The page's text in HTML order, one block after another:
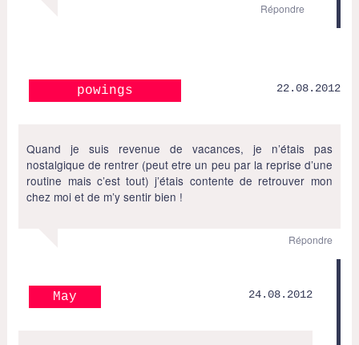
Répondre
powings 22.08.2012
Quand je suis revenue de vacances, je n’étais pas
nostalgique de rentrer (peut etre un peu par la reprise d’une
routine mais c’est tout) j’étais contente de retrouver mon
chez moi et de m’y sentir bien !
Répondre
May 24.08.2012